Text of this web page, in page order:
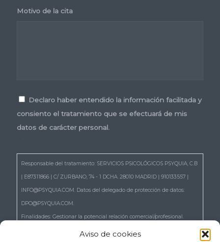
Aviso de cookies
Motivo de la cita
Declaro haber entendido la información facilitada y
consiento el tratamiento que se efectuará de mis
datos de carácter personal.
Responsable del tratamiento: SERVICIOS PSICOLÓGICOS PSYQUIA, C.B
| E87311866 | C/ ZURBANO, 74 - 1 DCHA. 28010 MADRID | 910133557 |
INFO@PSYQUIA.COM. Datos del delegado de protección de datos:
DPO@PSYQUIA.COM.
Finalidades: Gestionar la potencial relación comercial/profesional.
Atender las consultas y remitir la información que nos solicita.